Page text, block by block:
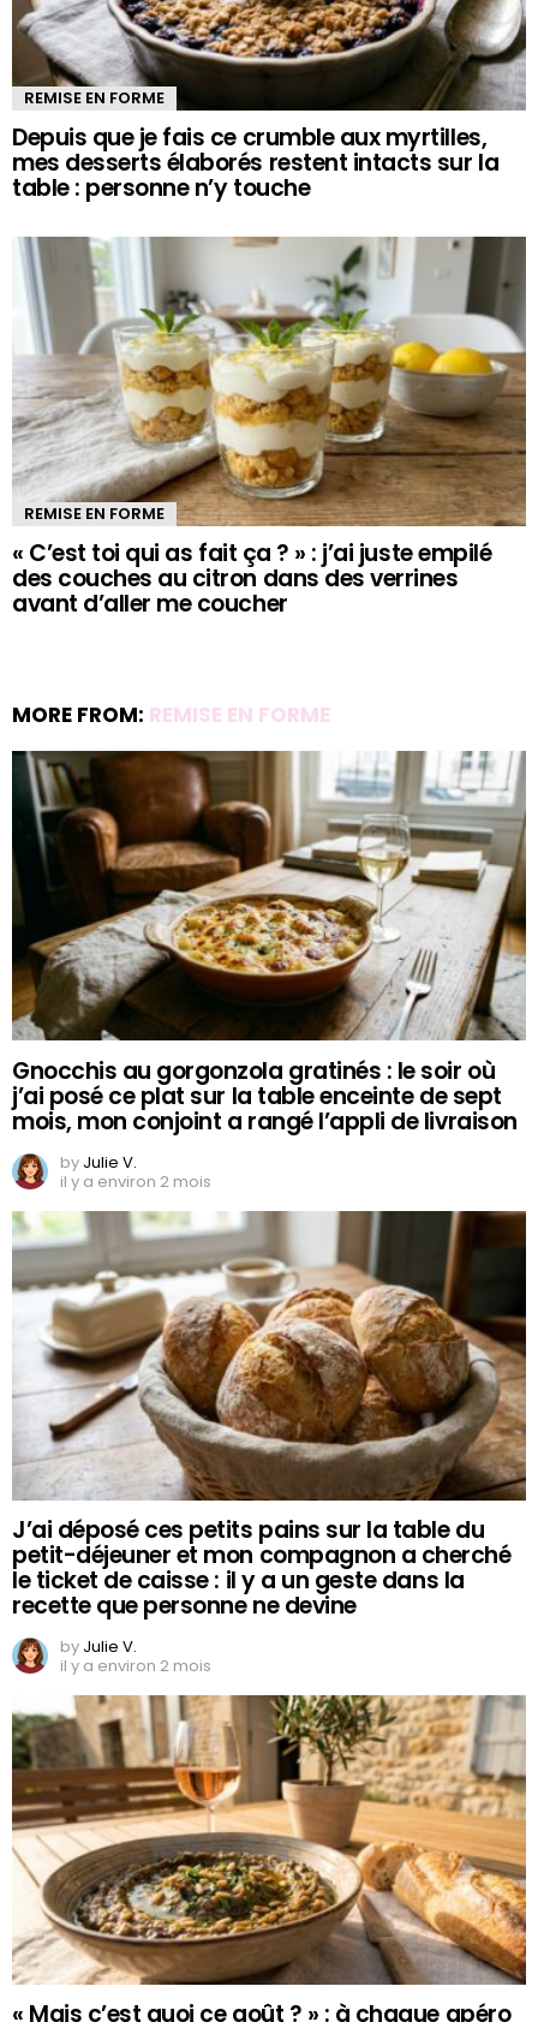
REMISE EN FORME
Depuis que je fais ce crumble aux myrtilles,
mes desserts élaborés restent intacts sur la
table : personne n’y touche
REMISE EN FORME
« C’est toi qui as fait ça ? » : j’ai juste empilé
des couches au citron dans des verrines
avant d’aller me coucher
MORE FROM: REMISE EN FORME
Gnocchis au gorgonzola gratinés : le soir où
j’ai posé ce plat sur la table enceinte de sept
mois, mon conjoint a rangé l’appli de livraison
by Julie V.
il y a environ 2 mois
J’ai déposé ces petits pains sur la table du
petit-déjeuner et mon compagnon a cherché
le ticket de caisse : il y a un geste dans la
recette que personne ne devine
by Julie V.
il y a environ 2 mois
« Mais c’est quoi ce goût ? » : à chaque apéro